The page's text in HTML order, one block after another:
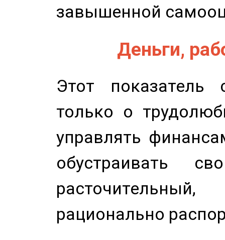
завышенной
Деньги,
Этот показатель
только о
управлять
обустраивать
рационально